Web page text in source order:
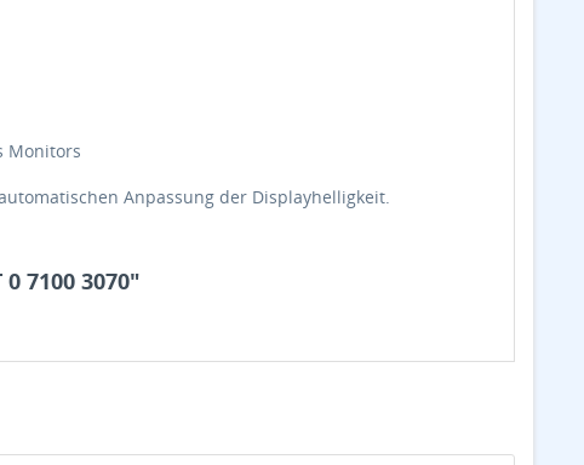
Monitors
Anpassung der Displayhelligkeit.
7100 3070"